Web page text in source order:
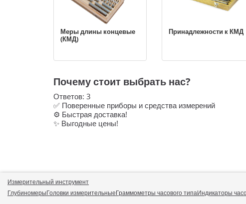
Меры длины концевые
(КМД)
Принадлежности к КМД
Почему стоит выбрать нас?
Ответов: 3
✅ Поверенные приборы и средства измерений
⚙️ Быстрая доставка!
✨ Выгодные цены!
Измерительный инструмент
ГлубиномерыГоловки измерительныеГраммометры часового типаИндикаторы